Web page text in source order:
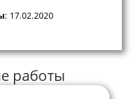
: 17.02.2020
работы